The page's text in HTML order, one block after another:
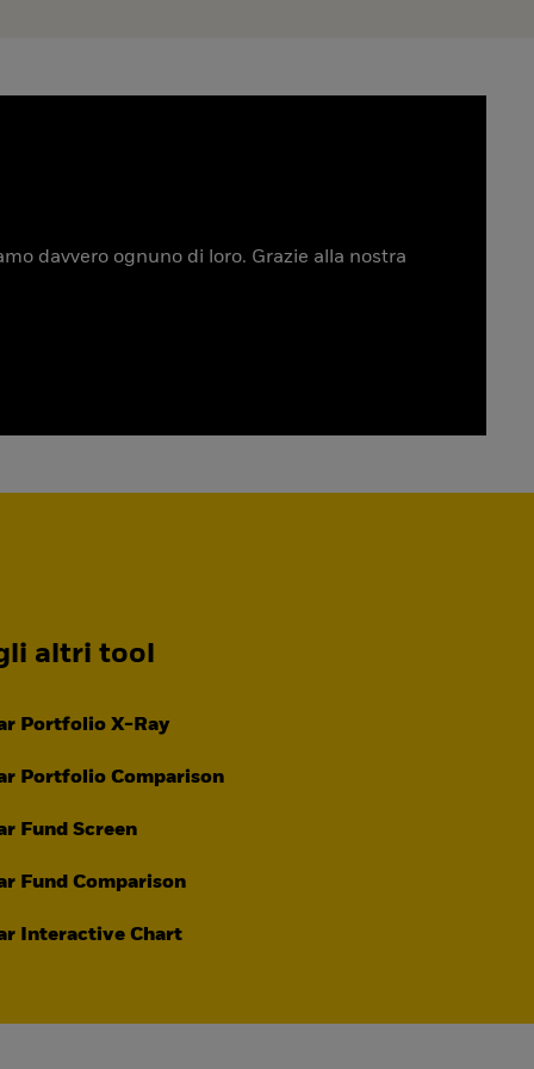
davvero ognuno di loro. Grazie alla nostra
altri tool
Portfolio X-Ray
Portfolio Comparison
Fund Screen
Fund Comparison
Interactive Chart